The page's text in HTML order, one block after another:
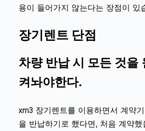
용이 들어가지 않는다는 장점이 있
장기렌트 단점
차량 반납 시 모든 것을
켜놔야한다.
xm3 장기렌트를 이용하면서 계약
을 반납하기로 했다면, 처음 계약